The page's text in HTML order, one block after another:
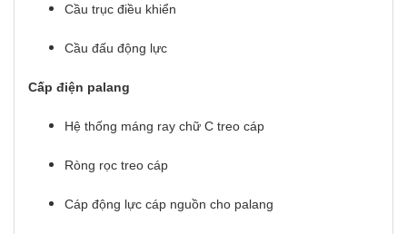
Cầu trục điều khiển
Cầu đấu động lực
Cấp điện palang
Hệ thống máng ray chữ C treo cáp
Ròng rọc treo cáp
Cáp động lực cáp nguồn cho palang